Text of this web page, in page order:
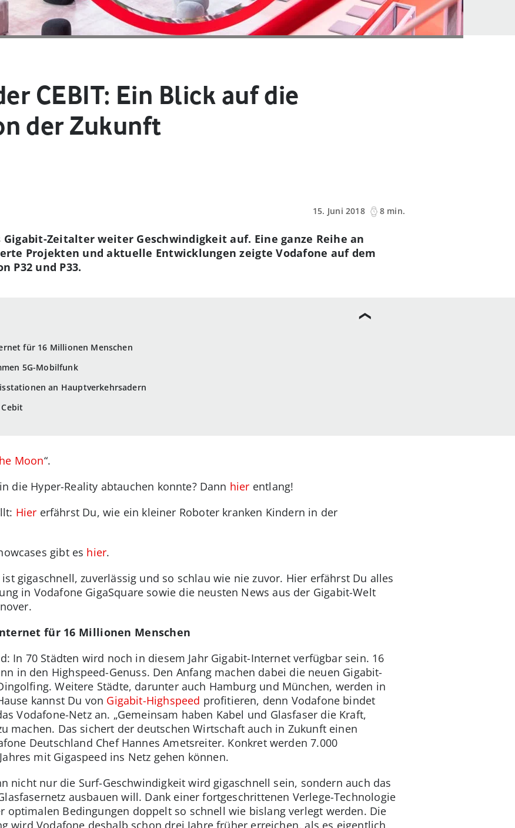
CEBIT: Ein Blick auf die
der Zukunft
15. Juni 2018
8 min.
für 16 Millionen Menschen
5G-Mobilfunk
an Hauptverkehrsadern
Zeitalter weiter Geschwindigkeit auf. Eine ganze Reihe an
Projekten und aktuelle Entwicklungenzeigte Vodafone auf dem
P32 und P33.
Moon“.
die Hyper-Reality abtauchen konnte? Dann hier entlang!
Hier erfährst Du, wie ein kleiner Roboter kranken Kindern in der
gibt es hier.
gigaschnell, zuverlässig und so schlau wie nie zuvor. Hier erfährst Du alles
in Vodafone GigaSquare sowie die neusten News aus der Gigabit-Welt
für 16 Millionen Menschen
In 70 Städten wird noch in diesem Jahr Gigabit-Internet verfügbar sein. 16
in den Highspeed-Genuss. Den Anfang machen dabei die neuen Gigabit-
Weitere Städte, darunter auch Hamburg und München, werden in
kannst Du von Gigabit-Highspeed profitieren, denn Vodafone bindet
Vodafone-Netz an. „Gemeinsam haben Kabel und Glasfaser die Kraft,
machen. Das sichert der deutschen Wirtschaft auch in Zukunft einen
Deutschland Chef Hannes Ametsreiter. Konkret werden 7.000
mit Gigaspeed ins Netz gehen können.
nicht nur die Surf-Geschwindigkeit wird gigaschnell sein, sondern auch das
ausbauen will. Dank einer fortgeschrittenen Verlege-Technologie
optimalen Bedingungen doppelt so schnell wie bislang verlegt werden. Die
wird Vodafone deshalb schon drei Jahre früher erreichen, als es eigentlich